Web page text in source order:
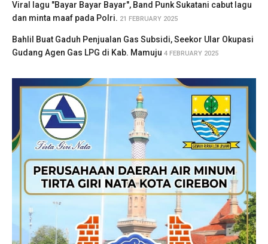
Viral lagu "Bayar Bayar Bayar", Band Punk Sukatani cabut lagu
dan minta maaf pada Polri. 21 FEBRUARY 2025
Bahlil Buat Gaduh Penjualan Gas Subsidi, Seekor Ular Okupasi
Gudang Agen Gas LPG di Kab. Mamuju 4 FEBRUARY 2025